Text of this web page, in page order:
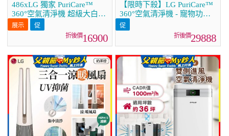
486xLG 獨家 PuriCare™
360°空氣清淨機 超級大白
2.0 (單層寵物版)
AS651DWS0
16900
【限時下殺】LG PuriCare™
360°空氣清淨機 - 寵物功能
增加版二代/建議適用30坪
(雙層)(AS101DBY0)
29888